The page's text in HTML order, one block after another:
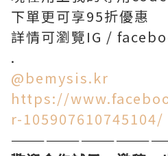
下單更可享95折優惠
詳情可瀏覽IG /
.
@bemysis.kr
https://
r-105907610745104/